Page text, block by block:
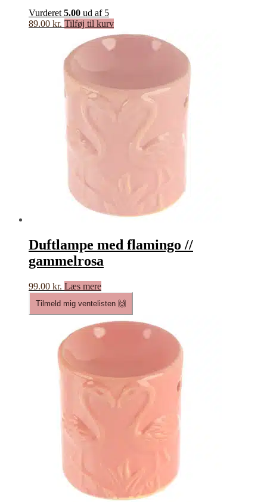
Vurderet5.00 ud af 5
89.00 kr. Tilføj til kurv
Duftlampe med flamingo //
gammelrosa
99.00 kr. Læs mere
Tilmeld mig ventelisten 🙌